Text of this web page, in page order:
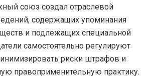
союз создал отраслевой
содержащих упоминания
и подлежащих специальной
самостоятельно регулируют
риски штрафов и
правоприменительную практику.